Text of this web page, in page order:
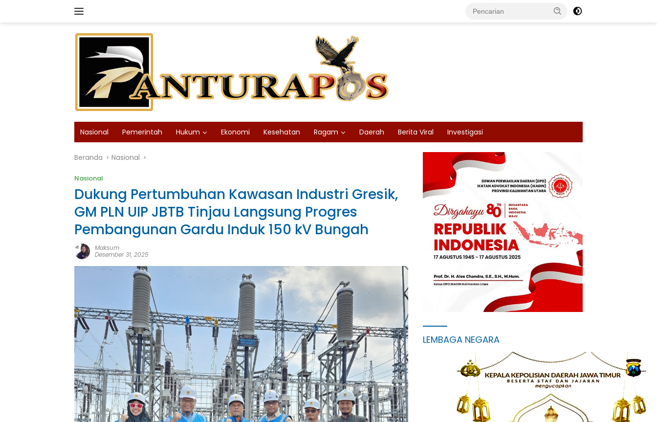
Nasional Pemerintah Hukum Ekonomi Kesehatan Ragam Daerah Berita Viral Investigasi
Beranda Nasional
Nasional
Dukung Pertumbuhan Kawasan Industri Gresik,
GM PLN UIP JBTB Tinjau Langsung Progres
Pembangunan Gardu Induk 150 kV Bungah
Maksum
Desember 31, 2025
LEMBAGA NEGARA